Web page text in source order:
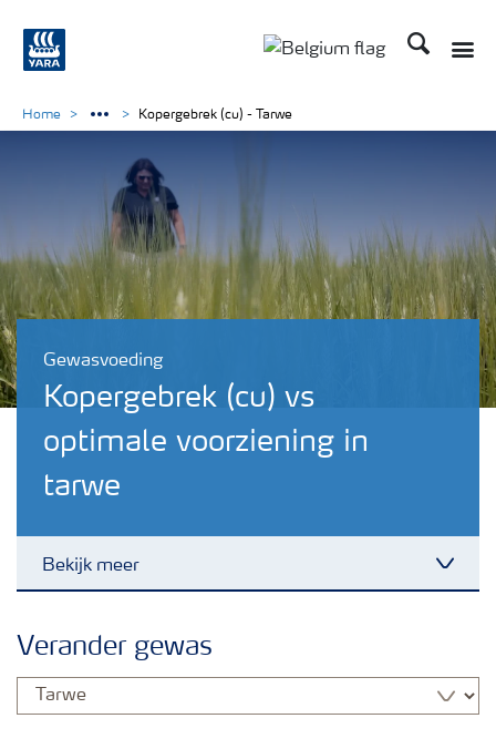
Zoek op
Gewasvoeding
Kopergebrek (cu) vs
optimale voorziening in
tarwe
Bekijk meer
Gewassen
Home Kopergebrek (cu) - Tarwe
Verander gewas